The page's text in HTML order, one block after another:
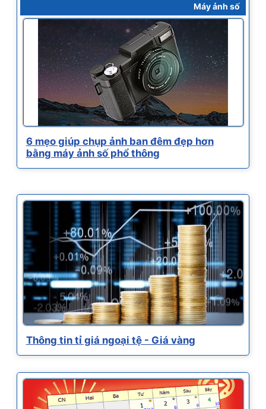
Máy ảnh số
6 mẹo giúp chụp ảnh ban đêm đẹp hơn
bằng máy ảnh số phổ thông
Thông tin tỉ giá ngoại tệ - Giá vàng